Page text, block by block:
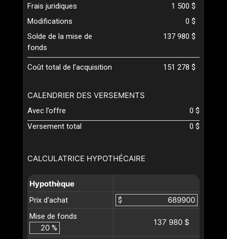
CALCULATRICE HYPOTHÉCAIRE
Hypothèque
Prix d'achat
$
Mise de fonds
%
137 980 $
Frais juridiques
1 500 $
Modifications
0 $
Solde de la mise de
fonds
137 980 $
Coût total de l’acquisition 151 278 $
CALENDRIER DES VERSEMENTS
Avec l’offre
0 $
Versement total
0 $